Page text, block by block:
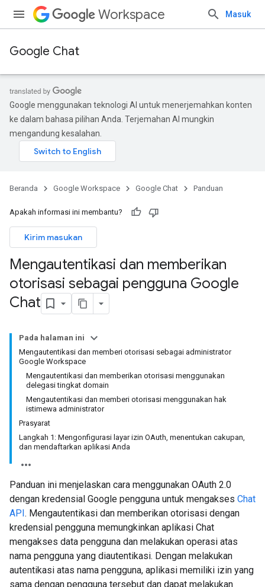
Workspace Masuk
Google Chat
Google menggunakan teknologi AI untuk menerjemahkan konten
ke dalam bahasa pilihan Anda. Terjemahan AI mungkin
mengandung kesalahan.
Beranda Google Workspace Google Chat Panduan
Apakah informasi ini membantu?
Kirim masukan
Mengautentikasi dan memberikan
otorisasi sebagai pengguna Google
Chat
Pada halaman ini
Mengautentikasi dan memberi otorisasi sebagai administrator
Google Workspace
Mengautentikasi dan memberikan otorisasi menggunakan
delegasi tingkat domain
Mengautentikasi dan memberi otorisasi menggunakan hak
istimewa administrator
Prasyarat
Langkah 1: Mengonfigurasi layar izin OAuth, menentukan cakupan,
dan mendaftarkan aplikasi Anda
Panduan ini menjelaskan cara menggunakan OAuth 2.0
dengan kredensial Google pengguna untuk mengakses Chat
API. Mengautentikasi dan memberikan otorisasi dengan
kredensial pengguna memungkinkan aplikasi Chat
mengakses data pengguna dan melakukan operasi atas
nama pengguna yang diautentikasi. Dengan melakukan
autentikasi atas nama pengguna, aplikasi memiliki izin yang
sama dengan pengguna tersebut dan dapat melakukan